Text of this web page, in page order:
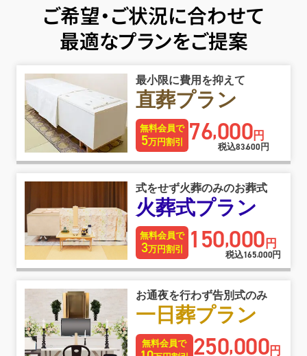
ご希望・ご状況に合わせて
最適なプランをご提案
最小限に費用を抑えて
直葬プラン
無料会員で
5万円割引 76,000円
税込83,600 円
式をせず火葬のみのお葬式
火葬式プラン
無料会員で
3万円割引 150,000 円
税込165,000円
お通夜を行わず告別式のみ
一日葬プラン
無料会員で 250,000円